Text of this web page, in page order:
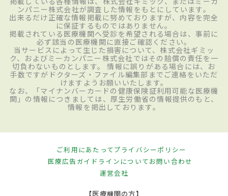
ンパニー株式会社が調査した情報をもとにしています。
出来るだけ正確な情報掲載に努めておりますが、内容を完全
に保証するものではありません。
掲載されている医療機関へ受診を希望される場合は、事前に
必ず該当の医療機関に直接ご確認ください。
当サービスによって生じた損害について、株式会社ギミッ
ク、およびミーカンパニー株式会社ではその賠償の責任を一
切負わないものとします。 情報に誤りがある場合には、お
手数ですがドクターズ・ファイル編集部までご連絡をいただ
けますようお願いいたします。
なお、「マイナンバーカードの健康保険証利用可能な医療機
関」の情報につきましては、厚生労働省の情報提供のもと、
情報を掲出しております。
ご利用にあたってプライバシーポリシー
医療広告ガイドラインについてお問い合わせ
運営会社
【医療機関の方】